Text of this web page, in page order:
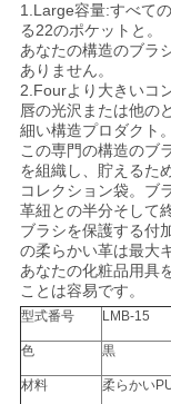
1.Large容量:すべて
る22のポケットと。
あなたの構造のブラ
ありません。
2.Fourより大きいコ
唇の光沢または他の
細い構造プロダクト。
この専門の構造のブ
を組織し、貯えるた
コレクション袋。ブ
革紐との半分そして
ブラシを保護する付
の柔らかい革は最大
あなたの化粧品用具
ことは容易です。
型式番号 LMB-15
色 黒
材料 柔らかい